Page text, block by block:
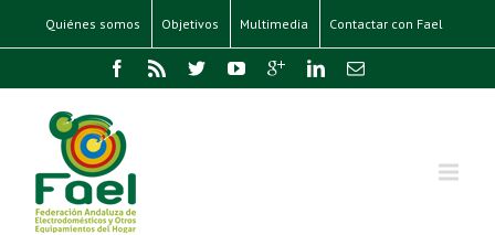
Quiénes somos Objetivos Multimedia Contactar con Fael